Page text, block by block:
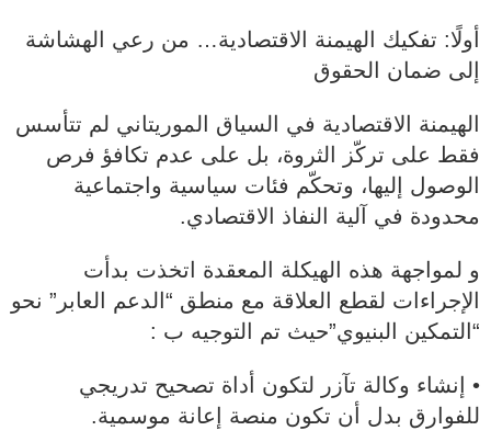
أولًا: تفكيك الهيمنة الاقتصادية… من رعي الهشاشة
إلى ضمان الحقوق
الهيمنة الاقتصادية في السياق الموريتاني لم تتأسس
فقط على تركّز الثروة، بل على عدم تكافؤ فرص
الوصول إليها، وتحكّم فئات سياسية واجتماعية
محدودة في آلية النفاذ الاقتصادي.
و لمواجهة هذه الهيكلة المعقدة اتخذت بدأت
الإجراءات لقطع العلاقة مع منطق “الدعم العابر” نحو
“التمكين البنيوي”حيث تم التوجيه ب :
• إنشاء وكالة تآزر لتكون أداة تصحيح تدريجي
للفوارق بدل أن تكون منصة إعانة موسمية.